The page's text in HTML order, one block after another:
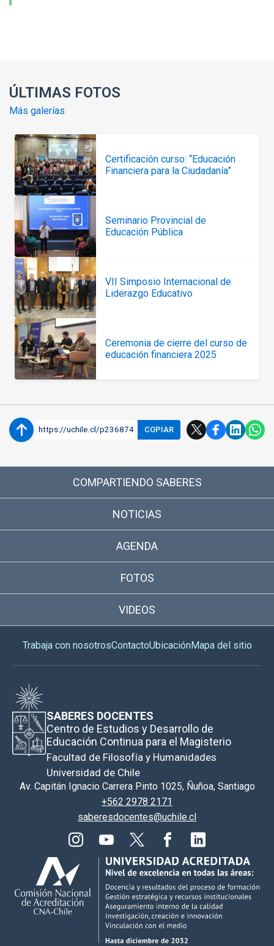
ÚLTIMAS FOTOS
Más galerías
Certificación curso: “Educación
Financiera para la Ciudadanía”
Seminario Provincial de
Educación Pública
VII Simposio Internacional de
Liderazgo Educativo
Ceremonia de cierre del curso de
educación financiera 2025
https://uchile.cl/p236874 COPIAR
COMPARTIENDO SABERES
NOTICIAS
AGENDA
FOTOS
VIDEOS
Trabaja con nosotrosContactoUbicaciónMapa del sitio
SABERES DOCENTES
Centro de Estudios y Desarrollo de
Educación Continua para el Magisterio
Facultad de Filosofía y Humanidades
Universidad de Chile
Av. Capitán Ignacio Carrera Pinto 1025, Ñuñoa, Santiago
+562 2978 2171
saberesdocentes@uchile.cl